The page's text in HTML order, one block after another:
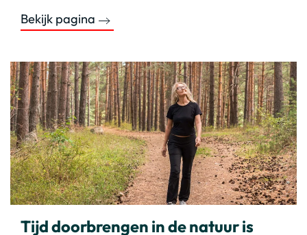
Bekijk pagina
Tijd doorbrengen in de natuur is